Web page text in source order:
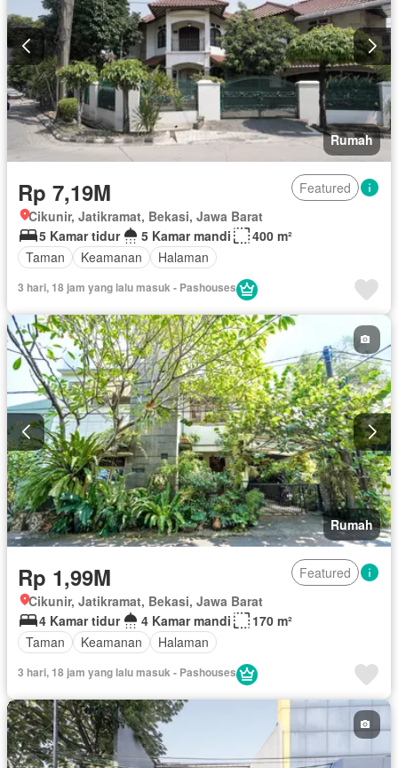
Rumah
Rp 7,19M
Featured
Cikunir, Jatikramat, Bekasi, Jawa Barat
5 Kamar tidur
5 Kamar mandi
400 m²
Taman
Keamanan Halaman
3 hari, 18 jam yang lalu masuk - Pashouses
Rumah
Rp 1,99M
Featured
Cikunir, Jatikramat, Bekasi, Jawa Barat
4 Kamar tidur
4 Kamar mandi
170 m²
Taman
Keamanan Halaman
3 hari, 18 jam yang lalu masuk - Pashouses